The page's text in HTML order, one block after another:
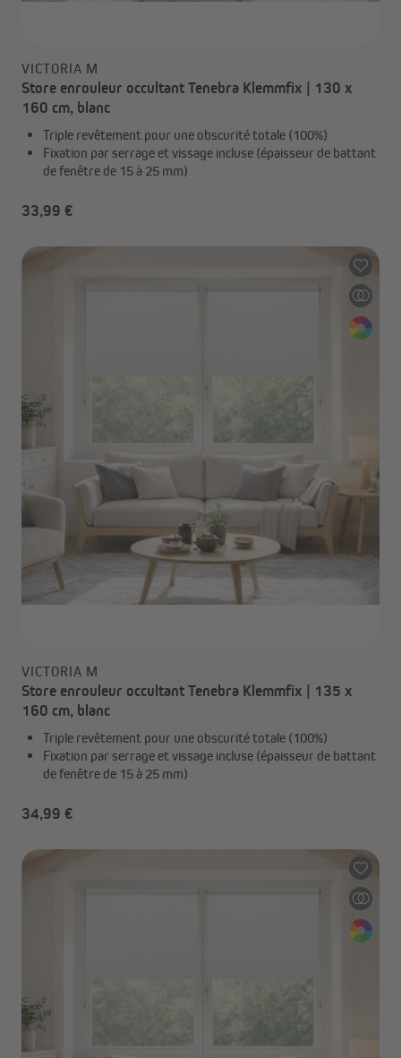
VICTORIA M
Store enrouleur occultant Tenebra Klemmfix | 130 x
160 cm, blanc
Triple revêtement pour une obscurité totale (100%)
Fixation par serrage et vissage incluse (épaisseur de battant
de fenêtre de 15 à 25 mm)
33,99 €
VICTORIA M
Store enrouleur occultant Tenebra Klemmfix | 135 x
160 cm, blanc
Triple revêtement pour une obscurité totale (100%)
Fixation par serrage et vissage incluse (épaisseur de battant
de fenêtre de 15 à 25 mm)
34,99 €